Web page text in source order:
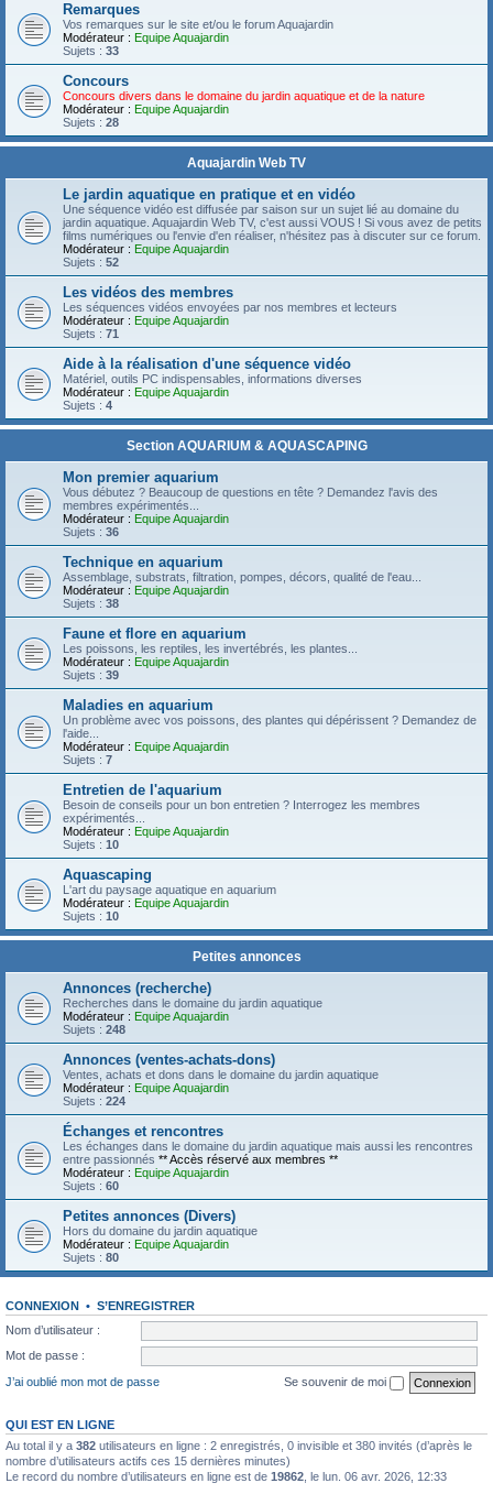
Remarques
Vos remarques sur le site et/ou le forum Aquajardin
Modérateur : Equipe Aquajardin
Sujets : 33
Concours
Concours divers dans le domaine du jardin aquatique et de la nature
Modérateur : Equipe Aquajardin
Sujets : 28
Aquajardin Web TV
Le jardin aquatique en pratique et en vidéo
Une séquence vidéo est diffusée par saison sur un sujet lié au domaine du
jardin aquatique. Aquajardin Web TV, c'est aussi VOUS ! Si vous avez de petits
films numériques ou l'envie d'en réaliser, n'hésitez pas à discuter sur ce forum.
Modérateur : Equipe Aquajardin
Sujets : 52
Les vidéos des membres
Les séquences vidéos envoyées par nos membres et lecteurs
Modérateur : Equipe Aquajardin
Sujets : 71
Aide à la réalisation d'une séquence vidéo
Matériel, outils PC indispensables, informations diverses
Modérateur : Equipe Aquajardin
Sujets : 4
Section AQUARIUM & AQUASCAPING
Mon premier aquarium
Vous débutez ? Beaucoup de questions en tête ? Demandez l'avis des
membres expérimentés...
Modérateur : Equipe Aquajardin
Sujets : 36
Technique en aquarium
Assemblage, substrats, filtration, pompes, décors, qualité de l'eau...
Modérateur : Equipe Aquajardin
Sujets : 38
Faune et flore en aquarium
Les poissons, les reptiles, les invertébrés, les plantes...
Modérateur : Equipe Aquajardin
Sujets : 39
Maladies en aquarium
Un problème avec vos poissons, des plantes qui dépérissent ? Demandez de
l'aide...
Modérateur : Equipe Aquajardin
Sujets : 7
Entretien de l'aquarium
Besoin de conseils pour un bon entretien ? Interrogez les membres
expérimentés...
Modérateur : Equipe Aquajardin
Sujets : 10
Aquascaping
L'art du paysage aquatique en aquarium
Modérateur : Equipe Aquajardin
Sujets : 10
Petites annonces
Annonces (recherche)
Recherches dans le domaine du jardin aquatique
Modérateur : Equipe Aquajardin
Sujets : 248
Annonces (ventes-achats-dons)
Ventes, achats et dons dans le domaine du jardin aquatique
Modérateur : Equipe Aquajardin
Sujets : 224
Échanges et rencontres
Les échanges dans le domaine du jardin aquatique mais aussi les rencontres
entre passionnés ** Accès réservé aux membres **
Modérateur : Equipe Aquajardin
Sujets : 60
Petites annonces (Divers)
Hors du domaine du jardin aquatique
Modérateur : Equipe Aquajardin
Sujets : 80
CONNEXION • S’ENREGISTRER
Nom d’utilisateur :
Mot de passe :
J’ai oublié mon mot de passe
Se souvenir de moi
QUI EST EN LIGNE
Au total il y a 382 utilisateurs en ligne : 2 enregistrés, 0 invisible et 380 invités (d’après le
nombre d’utilisateurs actifs ces 15 dernières minutes)
Le record du nombre d’utilisateurs en ligne est de 19862 , le lun. 06 avr. 2026, 12:33